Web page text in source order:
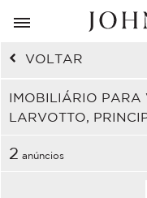
VOLTAR
IMOBILIÁRIO PARA
LARVOTTO,
2 anúncios